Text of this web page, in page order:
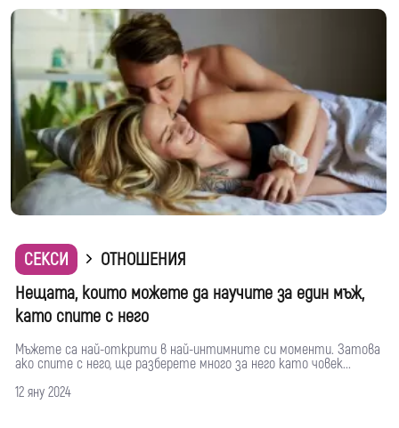
СЕКСИ
ОТНОШЕНИЯ
Нещата, които можете да научите за един мъж,
като спите с него
Мъжете са най-открити в най-интимните си моменти. Затова
ако спите с него, ще разберете много за него като човек...
12 яну 2024